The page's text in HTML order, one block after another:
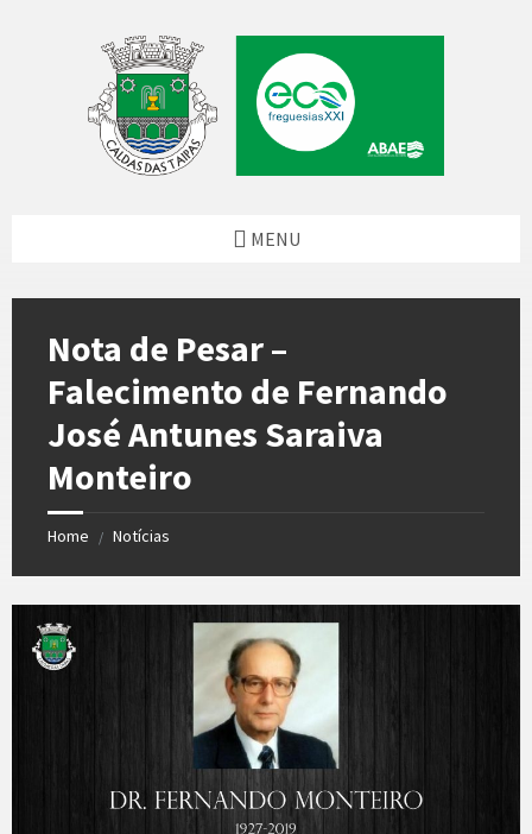
MENU
Nota de Pesar –
Falecimento de Fernando
José Antunes Saraiva
Monteiro
Home / Notícias